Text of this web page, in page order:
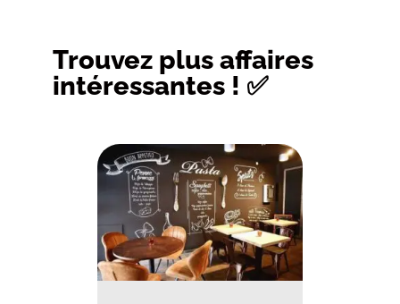
Trouvez plus affaires
intéressantes ! ✅